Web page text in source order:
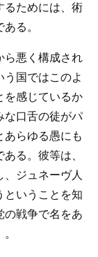
るためには、術
る。
ら悪く構成され
国ではこのよ
を感じているか
な口舌の徒がパ
あらゆる愚にも
る。彼等は、
ジュネーヴ人
ということを知
の戦争で名をあ